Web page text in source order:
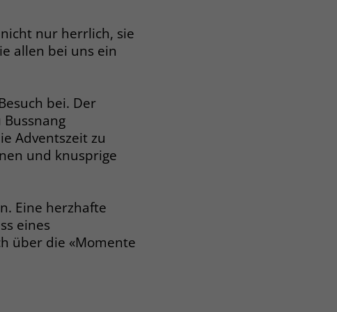
nur herrlich, sie
allen bei uns ein
bei. Der
Adventszeit zu
und knusprige
Eine herzhafte
eines
über die «Momente